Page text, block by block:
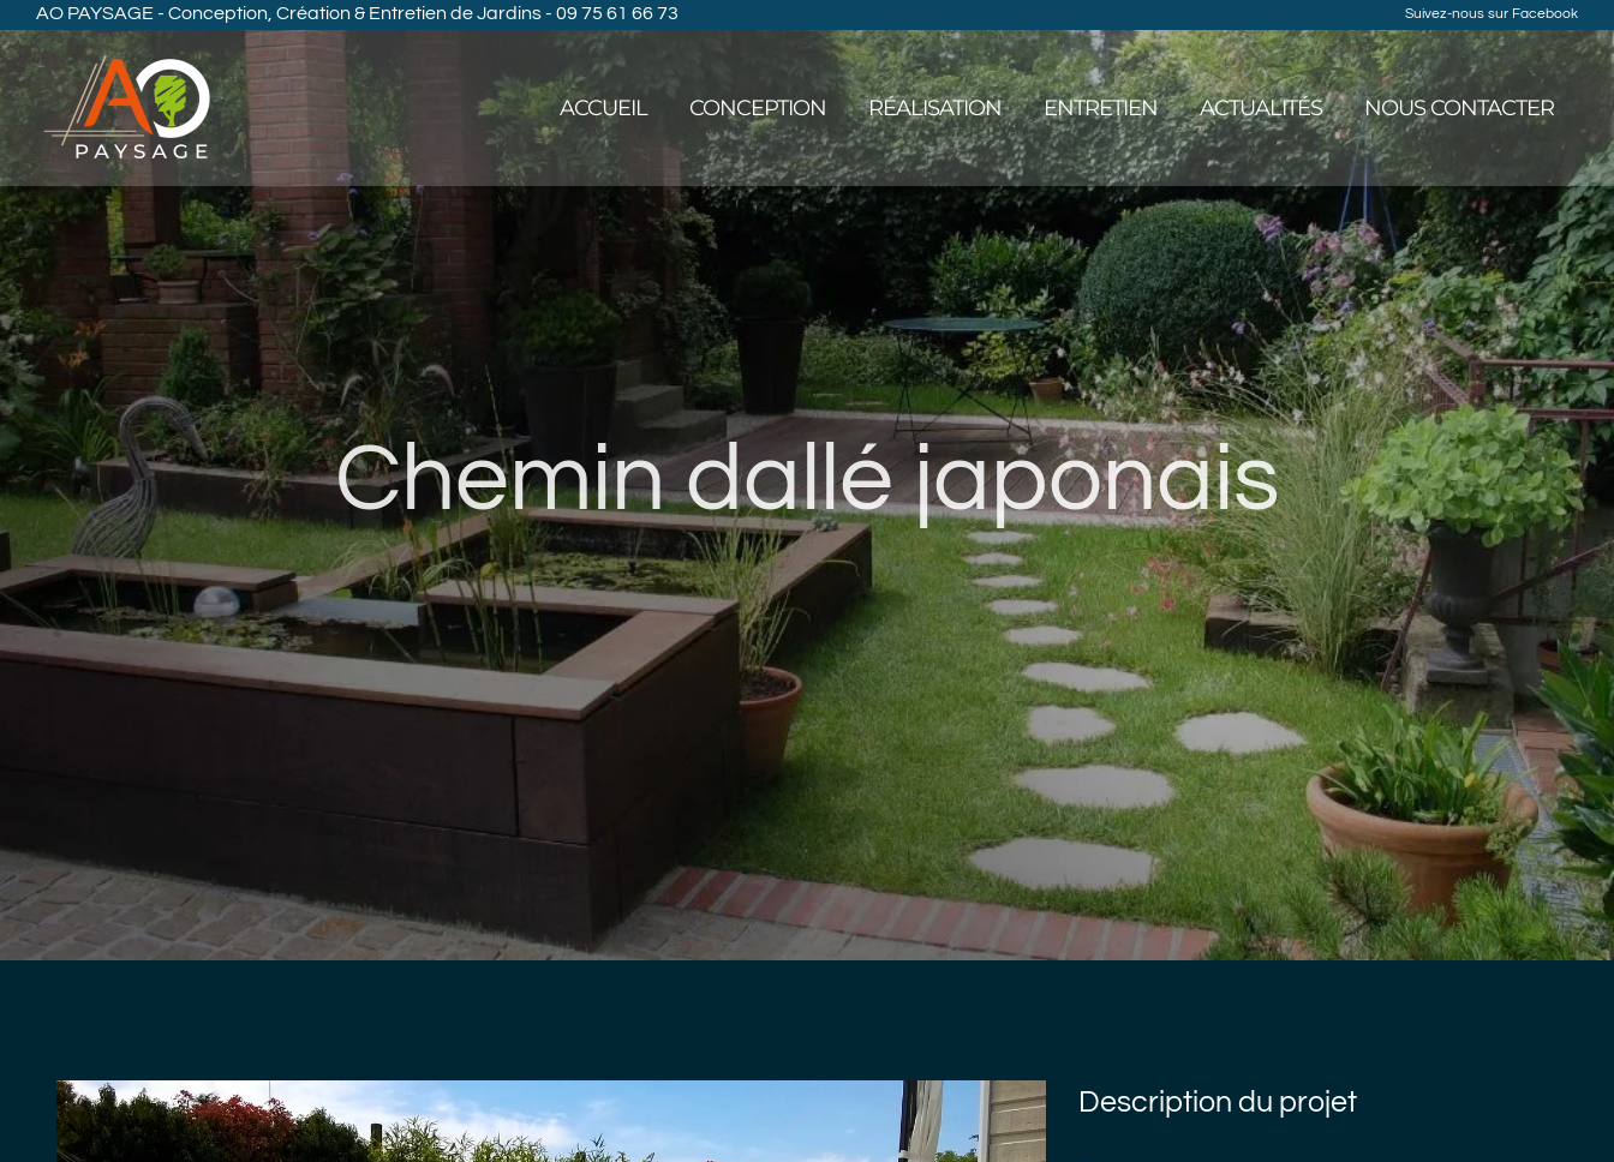
Passer
au
contenu
AO PAYSAGE - Conception, Création & Entretien de Jardins - 09 75 61 66 73 Suivez-nous sur Facebook
ACCUEIL CONCEPTION RÉALISATION ENTRETIEN ACTUALITÉS NOUS CONTACTER
Chemin dallé japonais
View
Larger
Description du projet